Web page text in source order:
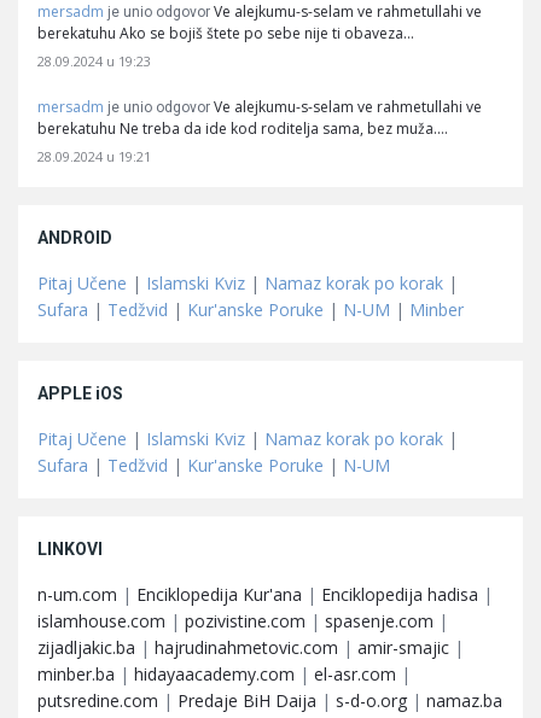
mersadm je unio odgovor Ve alejkumu-s-selam ve rahmetullahi ve
berekatuhu Ako se bojiš štete po sebe nije ti obaveza…
28.09.2024 u 19:23
mersadm je unio odgovor Ve alejkumu-s-selam ve rahmetullahi ve
berekatuhu Ne treba da ide kod roditelja sama, bez muža.…
28.09.2024 u 19:21
ANDROID
Pitaj Učene | Islamski Kviz | Namaz korak po korak |
Sufara | Tedžvid | Kur'anske Poruke | N-UM | Minber
APPLE iOS
Pitaj Učene | Islamski Kviz | Namaz korak po korak |
Sufara | Tedžvid | Kur'anske Poruke | N-UM
LINKOVI
n-um.com | Enciklopedija Kur'ana | Enciklopedija hadisa |
islamhouse.com | pozivistine.com | spasenje.com |
zijadljakic.ba | hajrudinahmetovic.com | amir-smajic |
minber.ba | hidayaacademy.com | el-asr.com |
putsredine.com | Predaje BiH Daija | s-d-o.org | namaz.ba